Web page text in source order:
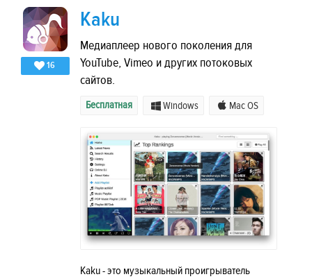
16
Kaku
Медиаплеер нового поколения для
YouTube, Vimeo и других потоковых
сайтов.
Бесплатная Windows Mac OS
Kaku - это музыкальный проигрыватель